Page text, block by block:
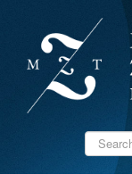
Search
...